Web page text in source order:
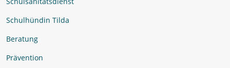
Schulhündin Tilda
Beratung
Prävention